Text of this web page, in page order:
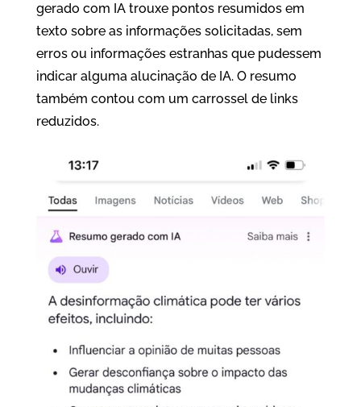
gerado com IA trouxe pontos resumidos em
texto sobre as informações solicitadas, sem
erros ou informações estranhas que pudessem
indicar alguma alucinação de IA. O resumo
também contou com um carrossel de links
reduzidos.